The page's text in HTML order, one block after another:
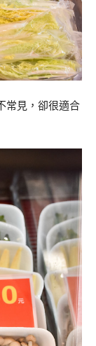
常見，卻很適合